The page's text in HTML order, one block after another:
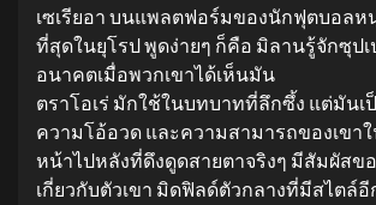
เซเรียอา บนแพลตฟอร์มของนักฟุตบอล
ที่สุดในยุโรป พูดง่ายๆ ก็คือ มิลานรู้จักซุป
อนาคตเมื่อพวกเขาได้เห็นมัน
ตราโอเร่ มักใช้ในบทบาทที่ลึกซึ้ง แต่มันเ
ความโอ้อวด และความสามารถของเขา
หน้าไปหลังที่ดึงดูดสายตาจริงๆ มีสัมผัสข
เกี่ยวกับตัวเขา มิดฟิลด์ตัวกลางที่มีสไตล์